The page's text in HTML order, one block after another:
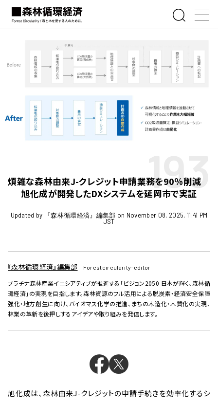
煩雑な森林由来J-クレジット申請業務を90％削減
旭化成が開発したDXシステムを延岡市で実証
193
Updated by 『森林循環経済』編集部 on November 08, 2025, 11:41 PM
JST
『森林循環経済』編集部 Forestcircularity-editor
プラチナ森林産業イニシアティブが推進する「ビジョン2050 日本が輝く、森林循
環経済」の実現を目指します。森林資源のフル活用による脱炭素・経済安全保障
強化・地方創生に向け、バイオマス化学の推進、まちの木造化・木質化の実現、
林業の革新を後押しするアイデアや取り組みを発信します。
旭化成は、森林由来J-クレジットの申請手続きを効率化するシ